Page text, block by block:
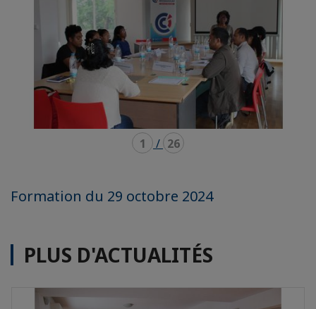
1 / 26
Formation du 29 octobre 2024
PLUS D'ACTUALITÉS